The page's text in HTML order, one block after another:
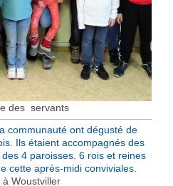
des servants
communauté ont dégusté de
Ils étaient accompagnés des
4 paroisses. 6 rois et reines
cette après-midi conviviales.
Woustviller